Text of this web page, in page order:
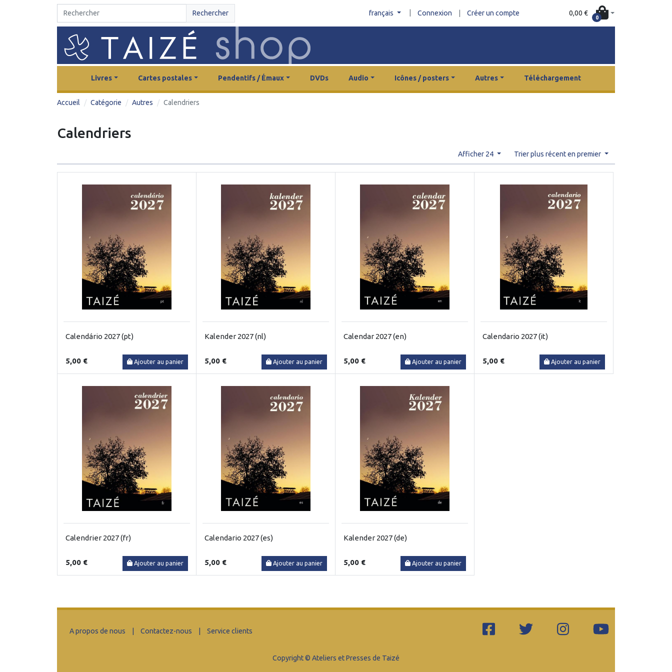
Rechercher français Connexion Créer un compte 0,00 €
0
Livres Cartes postales Pendentifs / Émaux DVDs Audio Icônes / posters Autres Téléchargement
Accueil Catégorie Autres Calendriers
Calendriers
Afficher 24 Trier plus récent en premier
Calendário 2027 (pt)
5,00 € Ajouter au panier
Kalender 2027 (nl)
5,00 € Ajouter au panier
Calendar 2027 (en)
5,00 € Ajouter au panier
Calendario 2027 (it)
5,00 € Ajouter au panier
Calendrier 2027 (fr)
5,00 € Ajouter au panier
Calendario 2027 (es)
5,00 € Ajouter au panier
Kalender 2027 (de)
5,00 € Ajouter au panier
A propos de nous | Contactez-nous | Service clients
Copyright © Ateliers et Presses de Taizé